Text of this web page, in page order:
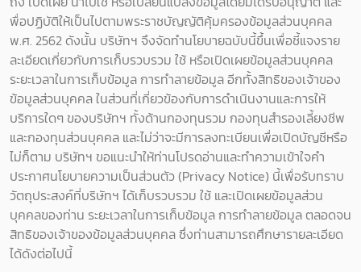
พื่อปฏิบัติให้เป็นไปตามพระราชบัญญัติคุ้มครองข้อมูลส่วนบุคคล
พ.ศ. 2562 ดังนั้น บริษัทฯ จึงจัดทำนโยบายฉบับนี้ขึ้นเพื่อชี้แจงราย
ละเอียดเกี่ยวกับการเก็บรวบรวม ใช้ หรือเปิดเผยข้อมูลส่วนบุคคล
ระยะเวลาในการเก็บข้อมูล การทำลายข้อมูล อีกทั้งสิทธิของเจ้าของ
ข้อมูลส่วนบุคคล ในส่วนที่เกี่ยวข้องกับการดำเนินงานและการให้
บริการใดๆ ของบริษัทฯ ทั้งด้านกองทุนรวม กองทุนสำรองเลี้ยงชีพ
และกองทุนส่วนบุคคล และไม่ว่าจะมีการลงทะเบียนเพื่อเปิดบัญชีหรือ
ไม่ก็ตาม บริษัทฯ ขอแนะนำให้ท่านโปรดอ่านและทำความเข้าใจคำ
ประกาศนโยบายความเป็นส่วนตัว (Privacy Notice) นี้เพื่อรับทราบ
วัตถุประสงค์ที่บริษัทฯ ได้เก็บรวบรวม ใช้ และเปิดเผยข้อมูลส่วน
บุคคลของท่าน ระยะเวลาในการเก็บข้อมูล การทำลายข้อมูล ตลอดจน
สิทธิของเจ้าของข้อมูลส่วนบุคคล ซึ่งท่านสามารถศึกษารายละเอียด
ได้ดังต่อไปนี้